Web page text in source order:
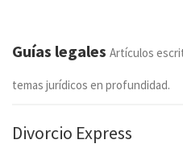
Guías legales Artículos
temas jurídicos en profundidad.
Divorcio Express